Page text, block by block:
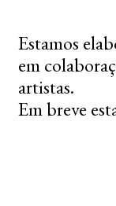
Estamos
em
artistas.
Em breve